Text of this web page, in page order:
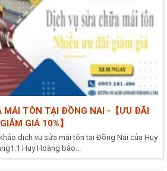
MÁI TÔN TẠI ĐỒNG NAI -【ƯU ĐÃI
GIẢM GIÁ 10%】
dịch vụ sửa mái tôn tại Đồng Nai của Huy
Huy Hoàng báo...